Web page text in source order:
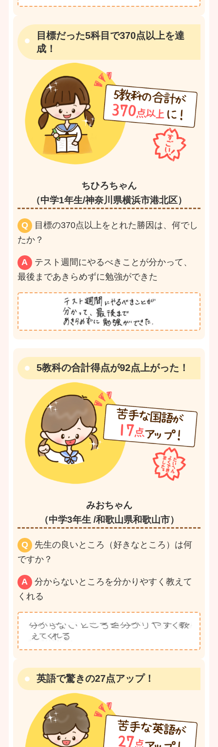
目標だった5科目で370点以上を達
成！
ちひろちゃん
（中学1年生/神奈川県横浜市港北区）
Q 目標の370点以上をとれた勝因は、何でし
たか？
A テスト週間にやるべきことが分かって、
最後まであきらめずに勉強ができた
5教科の合計得点が92点上がった！
みおちゃん
（中学3年生 /和歌山県和歌山市）
Q 先生の良いところ（好きなところ）は何
ですか？
A 分からないところを分かりやすく教えて
くれる
英語で驚きの27点アップ！